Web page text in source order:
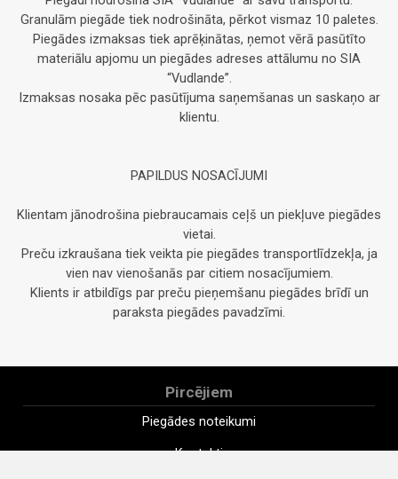
Granulām piegāde tiek nodrošināta, pērkot vismaz 10 paletes.
Piegādes izmaksas tiek aprēķinātas, ņemot vērā pasūtīto
materiālu apjomu un piegādes adreses attālumu no SIA
“Vudlande”.
Izmaksas nosaka pēc pasūtījuma saņemšanas un saskaņo ar
klientu.
PAPILDUS NOSACĪJUMI
Klientam jānodrošina piebraucamais ceļš un piekļuve piegādes
vietai.
Preču izkraušana tiek veikta pie piegādes transportlīdzekļa, ja
vien nav vienošanās par citiem nosacījumiem.
Klients ir atbildīgs par preču pieņemšanu piegādes brīdī un
paraksta piegādes pavadzīmi.
Pircējiem
Piegādes noteikumi
Kontakti